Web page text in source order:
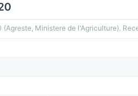
Ministere de l'Agriculture).